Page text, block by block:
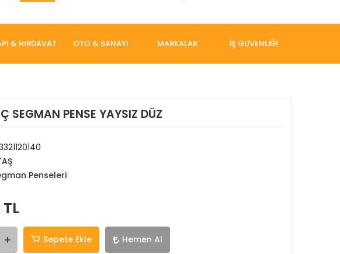
& HIRDAVAT OTO & SANAYİ MARKALAR İŞ GÜVENLİĞİ
SEGMAN PENSE YAYSIZ DÜZ
Penseleri
Sepete Ekle Hemen Al